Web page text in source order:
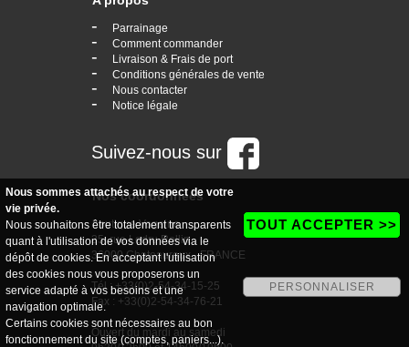
- Parrainage
- Comment commander
- Livraison & Frais de port
- Conditions générales de vente
- Nous contacter
- Notice légale
Suivez-nous sur
Nos coordonnées
boutique Vogaine
35, rue Ledru Rollin
36000 Chateauroux - FRANCE
Tél : +33(0)2-54-34-15-25
Fax : +33(0)2-54-34-76-21
Ouvert du mardi au samedi
Nous sommes attachés au respect de votre
vie privée.
Nous souhaitons être totalement transparents
quant à l'utilisation de vos données via le
dépôt de cookies. En acceptant l'utilisation
des cookies nous vous proposerons un
service adapté à vos besoins et une
navigation optimale.
Certains cookies sont nécessaires au bon
fonctionnement du site (comptes, paniers...).
TOUT ACCEPTER >>
PERSONNALISER